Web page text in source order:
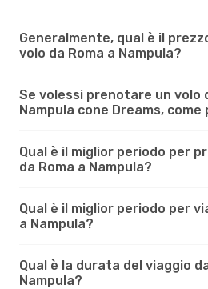
Generalmente, qual è il
volo da Roma a Nampula?
Se volessi prenotare un volo
Nampula cone Dreams,
Qual è il miglior periodo per
da Roma a Nampula?
Qual è il miglior periodo per
a Nampula?
Qual è la durata del viaggio
Nampula?